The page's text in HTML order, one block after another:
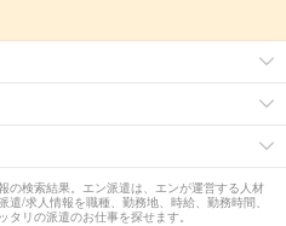
の検索結果。エン派遣は、エンが運営する人材
/求人情報を職種、勤務地、時給、勤務時間、
リの派遣のお仕事を探せます。